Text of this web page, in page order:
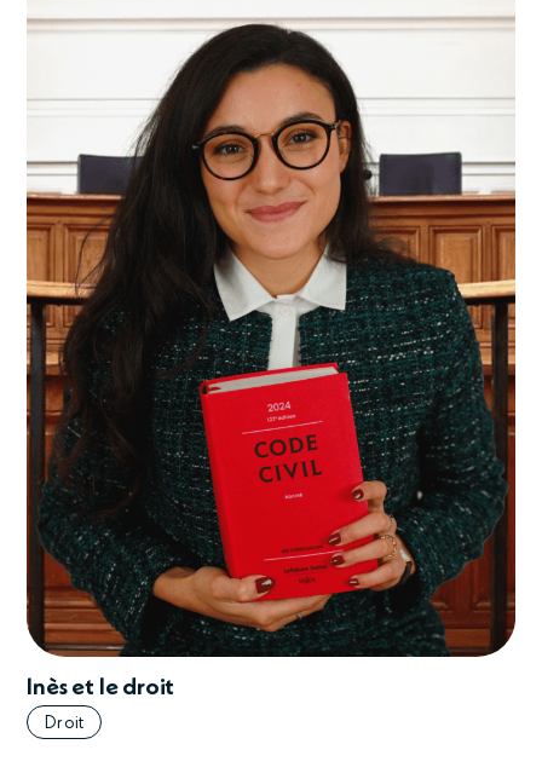
Inès et le droit
Droit